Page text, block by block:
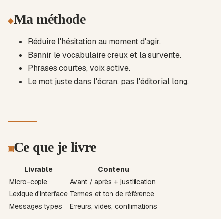
◆Ma méthode
Réduire l'hésitation au moment d'agir.
Bannir le vocabulaire creux et la survente.
Phrases courtes, voix active.
Le mot juste dans l'écran, pas l'éditorial long.
▣Ce que je livre
Livrable
Contenu
Micro-copie
Avant / après + justification
Lexique d'interface Termes et ton de référence
Messages types
Erreurs, vides, confirmations